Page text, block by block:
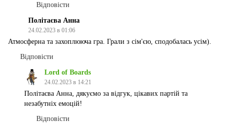
Відповісти
Політаєва Анна
24.02.2023 в 01:06
Атмосферна та захоплююча гра. Грали з сім'єю, сподобалась усім).
Відповісти
Lord of Boards
24.02.2023 в 14:21
Політаєва Анна, дякуємо за відгук, цікавих партій та
незабутніх емоцій!
Відповісти